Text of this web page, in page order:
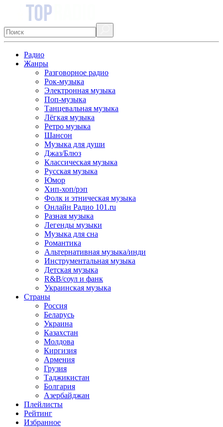
Радио
Жанры
Разговорное радио
Рок-музыка
Электронная музыка
Поп-музыка
Танцевальная музыка
Лёгкая музыка
Ретро музыка
Шансон
Музыка для души
Джаз/Блюз
Классическая музыка
Русская музыка
Юмор
Хип-хоп/рэп
Фолк и этническая музыка
Онлайн Радио 101.ru
Разная музыка
Легенды музыки
Музыка для сна
Романтика
Альтернативная музыка/инди
Инструментальная музыка
Детская музыка
R&B/cоул и фанк
Украинская музыка
Страны
Россия
Беларусь
Украина
Казахстан
Молдова
Киргизия
Армения
Грузия
Таджикистан
Болгария
Азербайджан
Плейлисты
Рейтинг
Избранное